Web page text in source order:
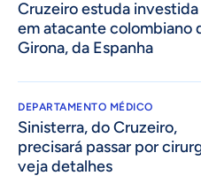
Cruzeiro estuda investida
em atacante colombiano
Girona, da Espanha
DEPARTAMENTO MÉDICO
Sinisterra, do Cruzeiro,
precisará passar por
veja detalhes